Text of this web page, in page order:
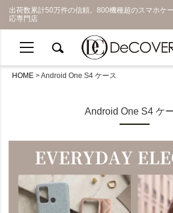
出荷数累計50万件の信頼。800機種超のスマホケ
応専門店
HOME Android One S4 ケース
Android One S4 ケ